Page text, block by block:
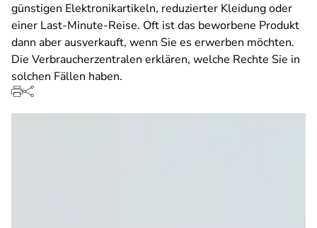
günstigen Elektronikartikeln, reduzierter Kleidung oder
einer Last-Minute-Reise. Oft ist das beworbene Produkt
dann aber ausverkauft, wenn Sie es erwerben möchten.
Die Verbraucherzentralen erklären, welche Rechte Sie in
solchen Fällen haben.